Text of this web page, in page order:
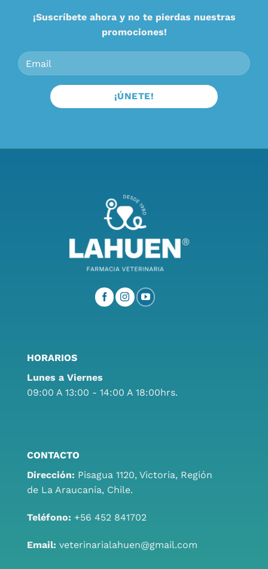
¡Suscríbete ahora y no te pierdas nuestras
promociones!
HORARIOS
Lunes a Viernes
09:00 A 13:00 - 14:00 A 18:00hrs.
CONTACTO
Dirección: Pisagua 1120, Victoria, Región
de La Araucanía, Chile.
Teléfono: +56 452 841702
Email: veterinarialahuen@gmail.com